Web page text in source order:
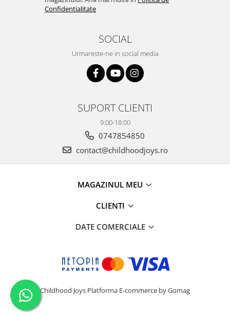
Confidentialitate
SOCIAL
Urmareste-ne in social media
SUPORT CLIENTI
9:00-18:00
0747854850
contact@childhoodjoys.ro
MAGAZINUL MEU
CLIENTI
DATE COMERCIALE
Childhood Joys Platforma E-commerce by Gomag